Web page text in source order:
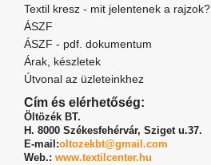
Textil kresz - mit jelentenek a rajzok?
ÁSZF
ÁSZF - pdf. dokumentum
Árak, készletek
Útvonal az üzleteinkhez
Cím és elérhetőség:
Öltözék BT.
H. 8000 Székesfehérvár, Sziget u.37.
E-mail:oltozekbt@gmail.com
Web.: www.textilcenter.hu